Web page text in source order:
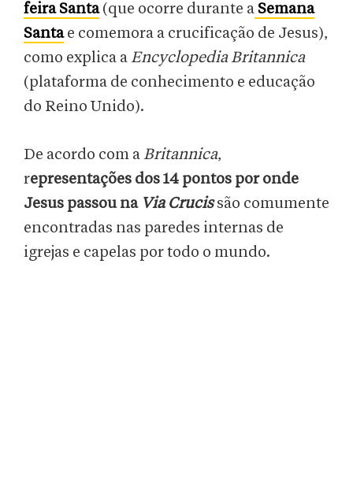
feira Santa (que ocorre durante a Semana
Santa e comemora a crucificação de Jesus),
como explica aEncyclopedia Britannica
(plataforma de conhecimento e educação
do Reino Unido).
De acordo com aBritannica,
representações dos 14 pontos por onde
Jesus passou naVia Crucis são comumente
encontradas nas paredes internas de
igrejas e capelas por todo o mundo.